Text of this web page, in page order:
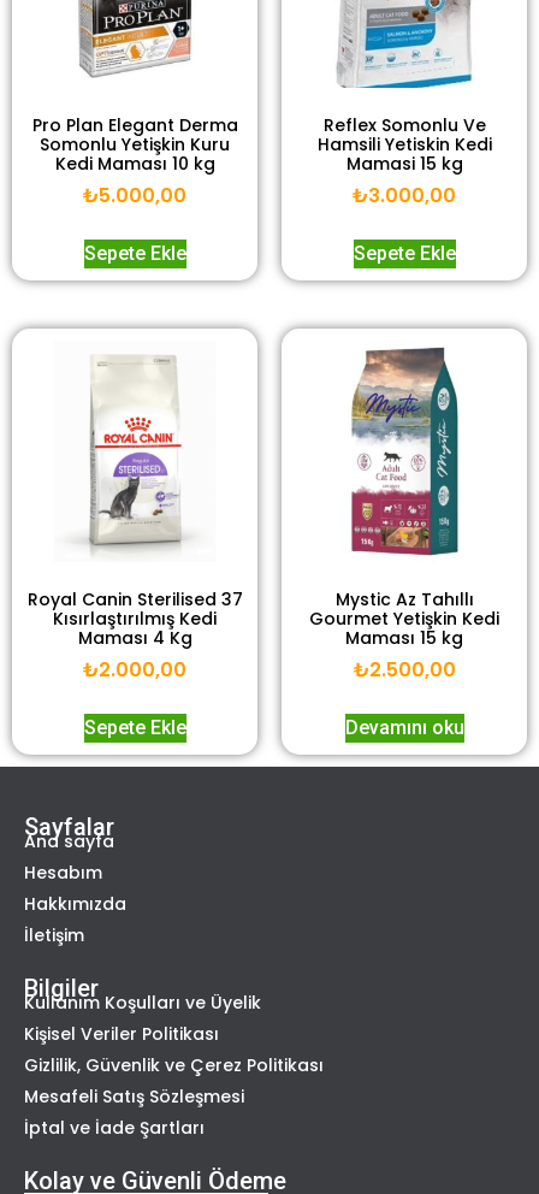
Pro Plan Elegant Derma
Somonlu Yetişkin Kuru
Kedi Maması 10 kg
₺5.000,00
Sepete Ekle
Reflex Somonlu Ve
Hamsili Yetiskin Kedi
Mamasi 15 kg
₺3.000,00
Sepete Ekle
Royal Canin Sterilised 37
Kısırlaştırılmış Kedi
Maması 4 Kg
₺2.000,00
Sepete Ekle
Mystic Az Tahıllı
Gourmet Yetişkin Kedi
Maması 15 kg
₺2.500,00
Devamını oku
Sayfalar
Ana sayfa
Hesabım
Hakkımızda
İletişim
Bilgiler
Kullanım Koşulları ve Üyelik
Kişisel Veriler Politikası
Gizlilik, Güvenlik ve Çerez Politikası
Mesafeli Satış Sözleşmesi
İptal ve İade Şartları
Kolay ve Güvenli Ödeme